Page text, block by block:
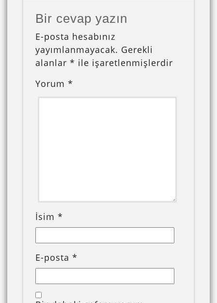
Bir cevap yazın
E-posta hesabınız
yayımlanmayacak. Gerekli
alanlar * ile işaretlenmişlerdir
Yorum *
İsim *
E-posta *